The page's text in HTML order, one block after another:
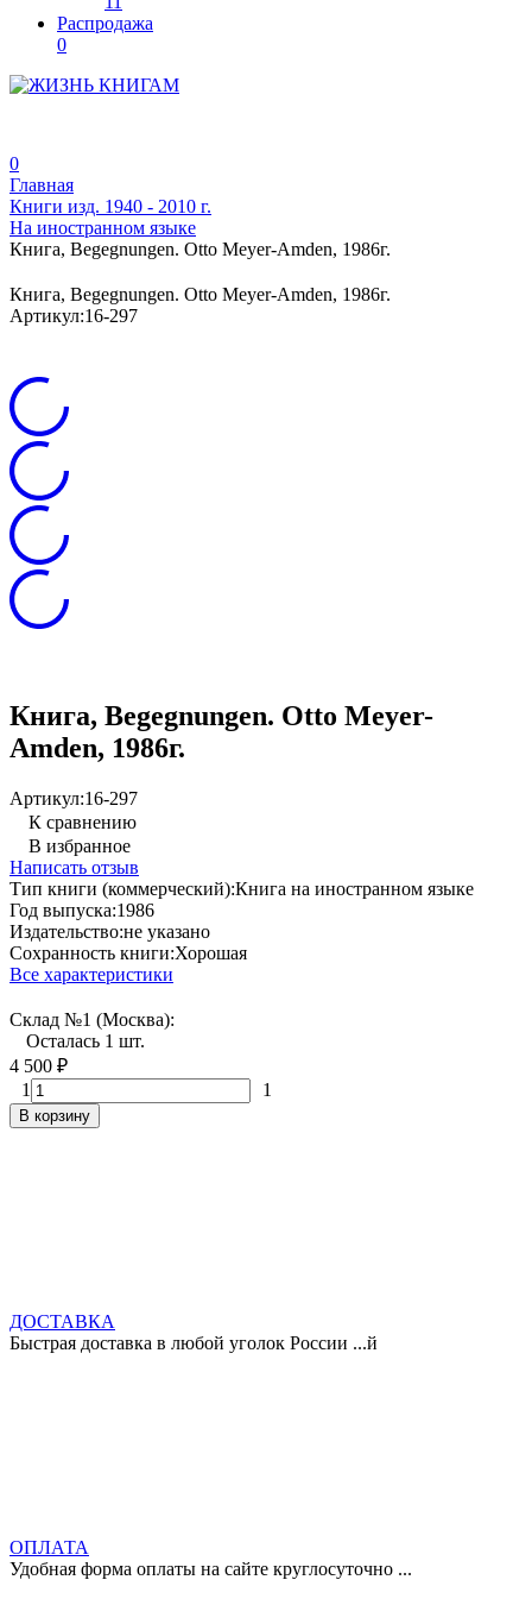
Распродажа
0
0
Главная
Книги изд. 1940 - 2010 г.
На иностранном языке
Книга, Begegnungen. Otto Meyer-Amden, 1986г.
Книга, Begegnungen. Otto Meyer-Amden, 1986г.
Артикул:16-297
Книга, Begegnungen. Otto Meyer-
Amden, 1986г.
Артикул:16-297
К сравнению
В избранное
Написать отзыв
Тип книги (коммерческий):Книга на иностранном языке
Год выпуска:1986
Издательство:не указано
Сохранность книги:Хорошая
Все характеристики
Склад №1 (Москва):
Осталась 1 шт.
4 500 ₽
1 1
В корзину
ДОСТАВКА
Быстрая доставка в любой уголок России ...й
ОПЛАТА
Удобная форма оплаты на сайте круглосуточно ...